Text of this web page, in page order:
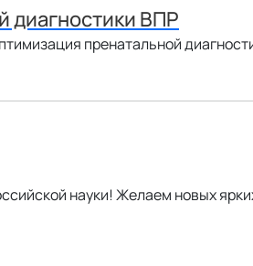
диагностики ВПР
пренатальной
науки! Желаем новых